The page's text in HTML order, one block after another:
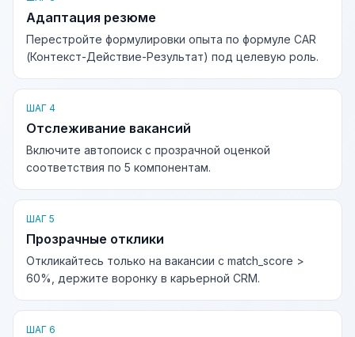
Адаптация резюме
Перестройте формулировки опыта по формуле CAR
(Контекст-Действие-Результат) под целевую роль.
ШАГ 4
Отслеживание вакансий
Включите автопоиск с прозрачной оценкой
соответствия по 5 компонентам.
ШАГ 5
Прозрачные отклики
Откликайтесь только на вакансии с match_score >
60%, держите воронку в карьерной CRM.
ШАГ 6